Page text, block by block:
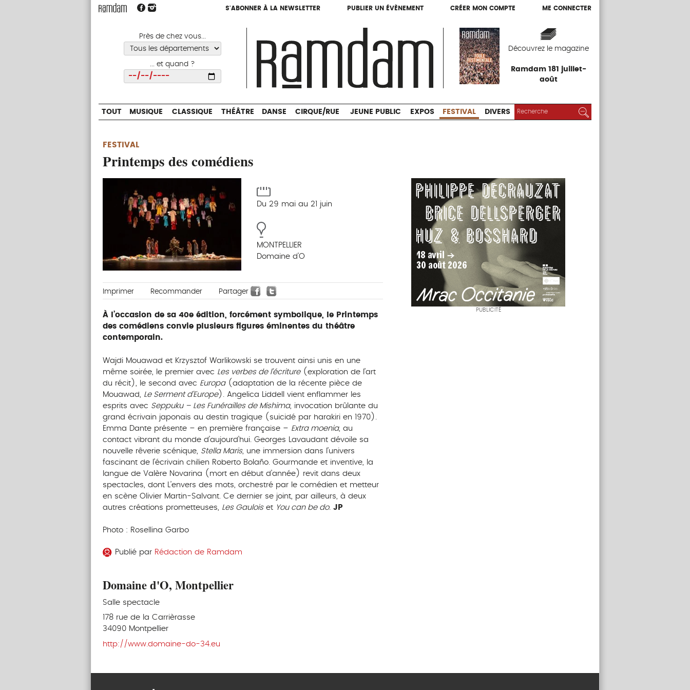
S'ABONNER À LA NEWSLETTER PUBLIER UN ÉVÈNEMENT CRÉER MON COMPTE ME CONNECTER
Près de chez vous...
... et quand ?
Découvrez le magazine
Ramdam 181 juillet-
août
S'ABONNER À LA NEWSLETTER PUBLIER UN ÉVÈNEMENT CRÉER MON COMPTE ME CONNECTER
CIRQUE/RUE JEUNE PUBLIC EXPOS
TOUT MUSIQUE CLASSIQUE THÉÂTRE DANSE CIRQUE/RUE JEUNE PUBLIC EXPOS FESTIVAL DIVERS RECHERCHER :
FESTIVAL
Printemps des comédiens
Du 29 mai au 21 juin
MONTPELLIER
Domaine d'O
Imprimer Recommander Partager
À l’occasion de sa 40e édition, forcément symbolique, le Printemps
des comédiens convie plusieurs figures éminentes du théâtre
contemporain.
Wajdi Mouawad et Krzysztof Warlikowski se trouvent ainsi unis en une
même soirée, le premier avec Les verbes de l’écriture(exploration de l’art
du récit), le second avec Europa(adaptation de la récente pièce de
Mouawad, Le Serment d’Europe). Angelica Liddell vient enflammer les
esprits avec Seppuku – Les Funérailles de Mishima, invocation brûlante du
grand écrivain japonais au destin tragique (suicidé par harakiri en 1970).
Emma Dante présente – en première française – Extra moenia, au
contact vibrant du monde d’aujourd’hui. Georges Lavaudant dévoile sa
nouvelle rêverie scénique, Stella Maris, une immersion dans l’univers
fascinant de l’écrivain chilien Roberto Bolaño. Gourmande et inventive, la
langue de Valère Novarina (mort en début d’année) revit dans deux
spectacles, dont L’envers des mots, orchestré par le comédien et metteur
en scène Olivier Martin-Salvant. Ce dernier se joint, par ailleurs, à deux
autres créations prometteuses, Les Gauloiset You can be do. JP
Photo : Rosellina Garbo
Publié par Rédaction de Ramdam
Domaine d'O, Montpellier
Salle spectacle
178 rue de la Carrièrasse
34090 Montpellier
http://www.domaine-do-34.eu
PUBLICITÉ